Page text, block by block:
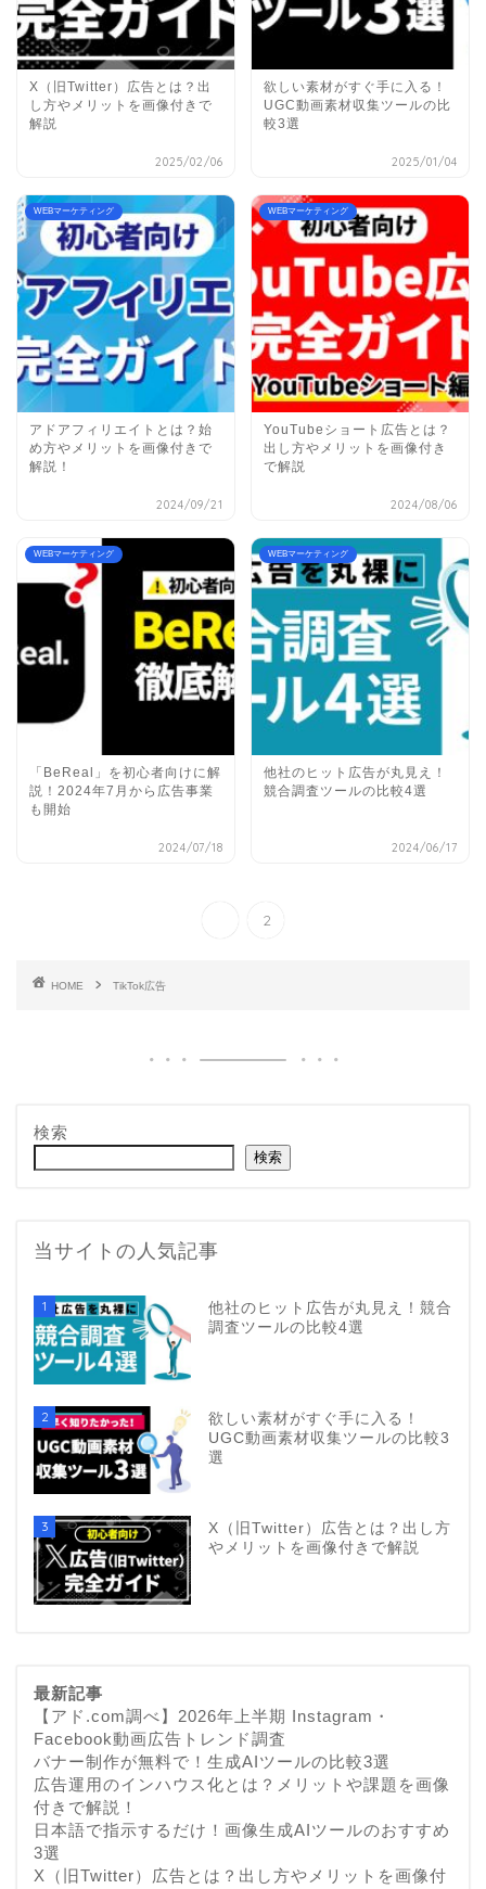
X（旧Twitter）広告とは？出
し方やメリットを画像付きで
解説
2025/02/06
欲しい素材がすぐ手に入る！
UGC動画素材収集ツールの比
較3選
2025/01/04
WEBマーケティング
アドアフィリエイトとは？始
め方やメリットを画像付きで
解説！
2024/09/21
WEBマーケティング
YouTubeショート広告とは？
出し方やメリットを画像付き
で解説
2024/08/06
WEBマーケティング
「BeReal」を初心者向けに解
説！2024年7月から広告事業
も開始
2024/07/18
WEBマーケティング
他社のヒット広告が丸見え！
競合調査ツールの比較4選
2024/06/17
2
HOME TikTok広告
検索
検索
当サイトの人気記事
1
他社のヒット広告が丸見え！競合
調査ツールの比較4選
2
欲しい素材がすぐ手に入る！
UGC動画素材収集ツールの比較3
選
3
X（旧Twitter）広告とは？出し方
やメリットを画像付きで解説
最新記事
【アド.com調べ】2026年上半期 Instagram・
Facebook動画広告トレンド調査
バナー制作が無料で！生成AIツールの比較3選
広告運用のインハウス化とは？メリットや課題を画像
付きで解説！
日本語で指示するだけ！画像生成AIツールのおすすめ
3選
X（旧Twitter）広告とは？出し方やメリットを画像付